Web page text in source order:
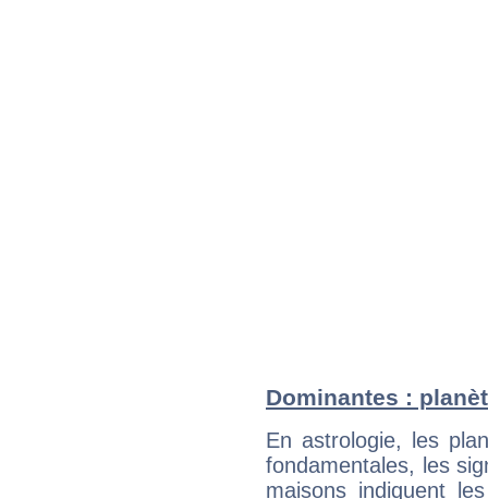
Dominantes :
En astrologie, les
fondamentales, les
maisons indiquent